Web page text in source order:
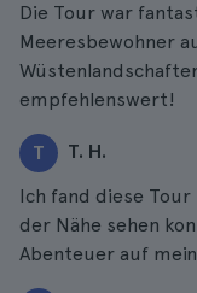
Die Tour war
Meeresbewohner
empfehlenswert!
T T. H.
Ich fand diese
der Nähe sehen
Abenteuer auf